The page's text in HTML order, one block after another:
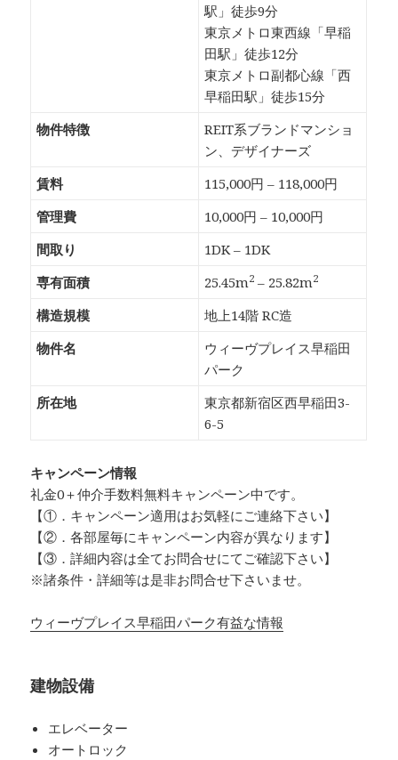
駅」徒歩9分
東京メトロ東西線「早稲
田駅」徒歩12分
東京メトロ副都心線「西
早稲田駅」徒歩15分
物件特徴
REIT系ブランドマンショ
ン、デザイナーズ
賃料
115,000円 – 118,000円
管理費
10,000円 – 10,000円
間取り
1DK – 1DK
専有面積
25.45m2 – 25.82m2
構造規模
地上14階 RC造
物件名
ウィーヴプレイス早稲田
パーク
所在地
東京都新宿区西早稲田3-
6-5
キャンペーン情報
礼金0＋仲介手数料無料キャンペーン中です。
【①．キャンペーン適用はお気軽にご連絡下さい】
【②．各部屋毎にキャンペーン内容が異なります】
【③．詳細内容は全てお問合せにてご確認下さい】
※諸条件・詳細等は是非お問合せ下さいませ。
ウィーヴプレイス早稲田パーク有益な情報
建物設備
エレベーター
オートロック